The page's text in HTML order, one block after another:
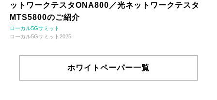
ットワークテスタONA800／光ネットワークテスタ
MTS5800のご紹介
ローカル5Gサミット
ローカル5Gサミット2025
ホワイトペーパー一覧